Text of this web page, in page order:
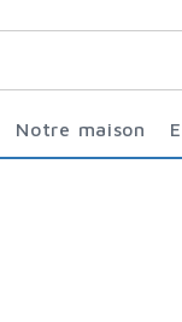
Notre maison